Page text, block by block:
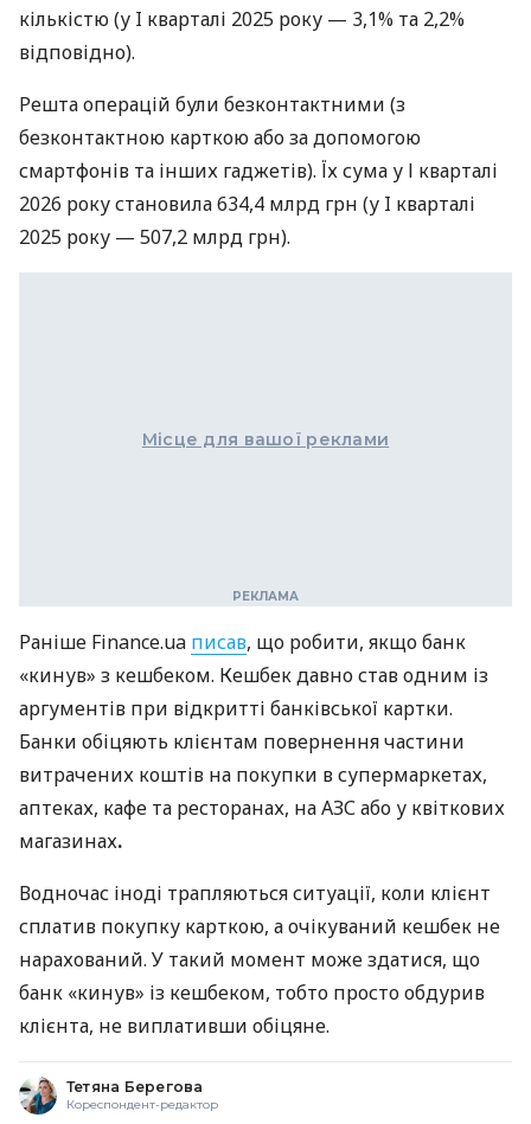
кількістю (у I кварталі 2025 року — 3,1% та 2,2%
відповідно).
Решта операцій були безконтактними (з
безконтактною карткою або за допомогою
смартфонів та інших гаджетів). Їх сума у І кварталі
2026 року становила 634,4 млрд грн (у I кварталі
2025 року — 507,2 млрд грн).
Місце для вашої реклами
Раніше Finance.ua писав, що робити, якщо банк
«кинув» з кешбеком. Кешбек давно став одним із
аргументів при відкритті банківської картки.
Банки обіцяють клієнтам повернення частини
витрачених коштів на покупки в супермаркетах,
аптеках, кафе та ресторанах, на АЗС або у квіткових
магазинах.
Водночас іноді трапляються ситуації, коли клієнт
сплатив покупку карткою, а очікуваний кешбек не
нарахований. У такий момент може здатися, що
банк «кинув» із кешбеком, тобто просто обдурив
клієнта, не виплативши обіцяне.
Тетяна Берегова
Кореспондент-редактор